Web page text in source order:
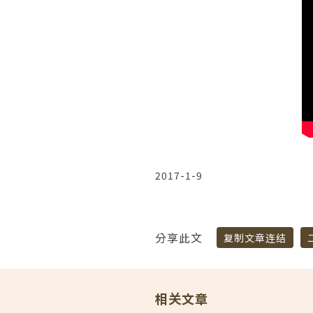
2017-1-9
分享此文 复制文章连结
相关文章